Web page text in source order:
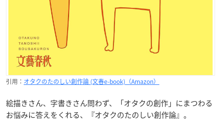
引用： オタクのたのしい創作論 (文春e-book)（Amazon）
絵描きさん、字書きさん問わず、「オタクの創作」にまつわる
お悩みに答えをくれる、『オタクのたのしい創作論』。